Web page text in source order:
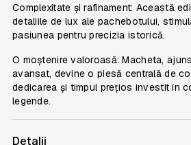
Complexitate și rafinament: Această
detaliile de lux ale pachebotului,
pasiunea pentru precizia istorică.
O moștenire valoroasă: Macheta,
avansat, devine o piesă centrală de
dedicarea și timpul prețios investit în
legende.
Detalii